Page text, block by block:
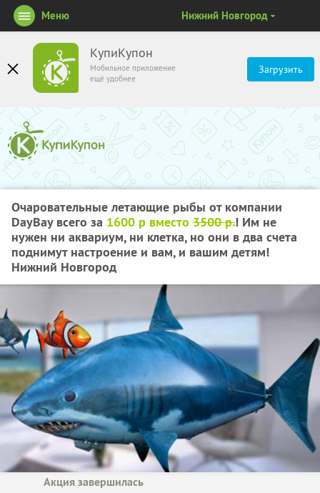
КупиКупон
Мобильное приложение
ещё удобнее
Загрузить
Меню Нижний Новгород
Очаровательные летающие рыбы от компании
DayBay всего за 1600 р вместо 3500 р.! Им не
нужен ни аквариум, ни клетка, но они в два счета
поднимут настроение и вам, и вашим детям!
Нижний Новгород
Акция завершилась